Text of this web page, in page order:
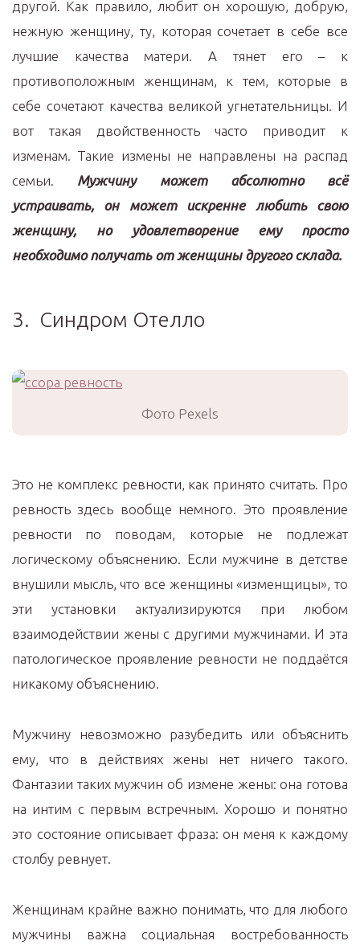
другой. Как правило, любит он хорошую, добрую,
нежную женщину, ту, которая сочетает в себе все
лучшие качества матери. А тянет его – к
противоположным женщинам, к тем, которые в
себе сочетают качества великой угнетательницы. И
вот такая двойственность часто приводит к
изменам. Такие измены не направлены на распад
семьи. Мужчину может абсолютно всё
устраивать, он может искренне любить свою
женщину, но удовлетворение ему просто
необходимо получать от женщины другого склада.
3. Синдром Отелло
Фото Pexels
Это не комплекс ревности, как принято считать. Про
ревность здесь вообще немного. Это проявление
ревности по поводам, которые не подлежат
логическому объяснению. Если мужчине в детстве
внушили мысль, что все женщины «изменщицы», то
эти установки актуализируются при любом
взаимодействии жены с другими мужчинами. И эта
патологическое проявление ревности не поддаётся
никакому объяснению.
Мужчину невозможно разубедить или объяснить
ему, что в действиях жены нет ничего такого.
Фантазии таких мужчин об измене жены: она готова
на интим с первым встречным. Хорошо и понятно
это состояние описывает фраза: он меня к каждому
столбу ревнует.
Женщинам крайне важно понимать, что для любого
мужчины важна социальная востребованность